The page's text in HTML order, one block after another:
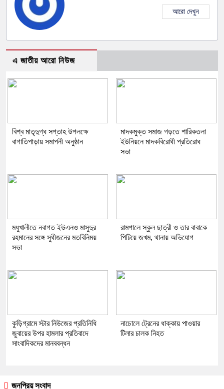
আরো দেখুন
এ জাতীয় আরো নিউজ
বিশ্ব মাতৃদুগ্ধ সপ্তাহ উপলক্ষে
বাগাতিপাড়ায় সমাপনী অনুষ্ঠান
মাদকমুক্ত সমাজ গড়তে শারিকতলা
ইউনিয়নে মাদকবিরোধী প্রতিরোধ
সভা
মধুখালীতে নবাগত ইউএনও মাসুদুর
রহমানের সঙ্গে সুধীজনের মতবিনিময়
সভা
রামপালে স্কুল ছাত্রী ও তার বাবাকে
পিটিয়ে জখম, থানায় অভিযোগ
কুড়িগ্রামে স্টার নিউজের প্রতিনিধি
জুবায়ের উপর হামলার প্রতিবাদে
সাংবাদিকদের মানববন্ধন
নাচোলে ট্রেনের ধাক্কায় পাওয়ার
টিলার চালক নিহত
জনপ্রিয় সংবাদ